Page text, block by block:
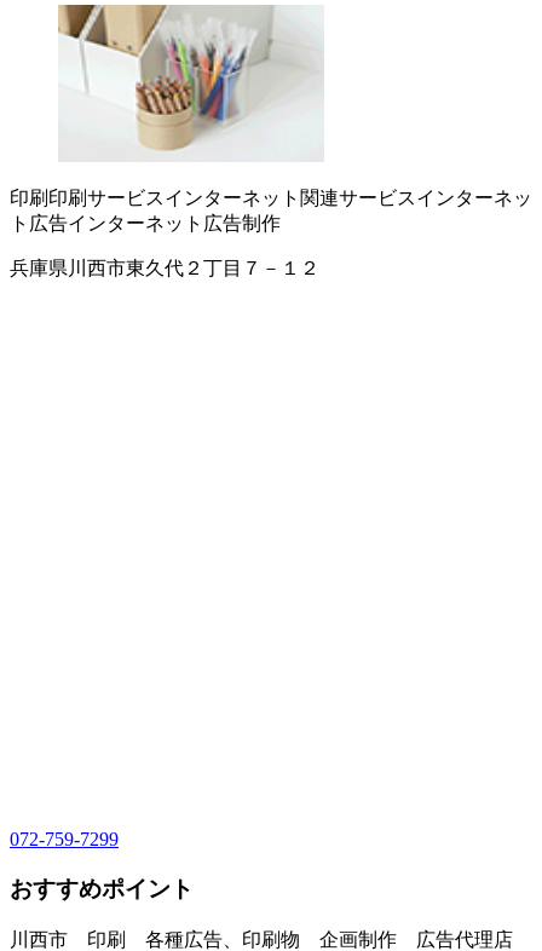
印刷 印刷サービスインターネット関連サービスインターネッ
ト広告インターネット広告制作
兵庫県川西市東久代２丁目７－１２
072-759-7299
おすすめポイント
川西市 印刷 各種広告、印刷物 企画制作 広告代理店